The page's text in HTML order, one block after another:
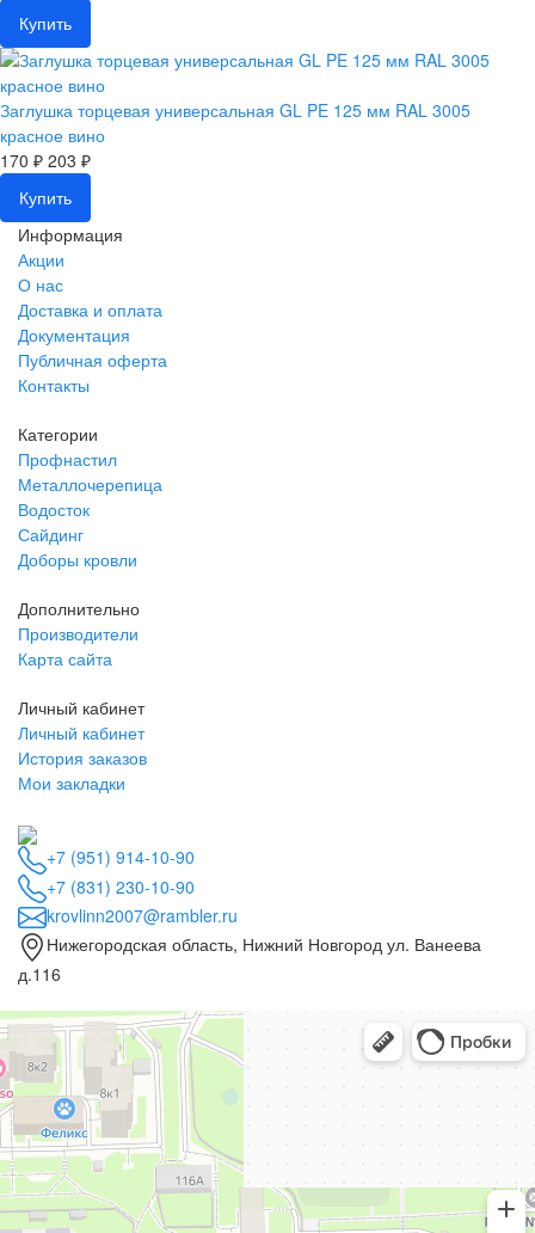
Купить
Заглушка торцевая универсальная GL PE 125 мм RAL 3005
красное вино
170 ₽ 203 ₽
Купить
Информация
Акции
О нас
Доставка и оплата
Документация
Публичная оферта
Контакты
Категории
Профнастил
Металлочерепица
Водосток
Сайдинг
Доборы кровли
Дополнительно
Производители
Карта сайта
Личный кабинет
Личный кабинет
История заказов
Мои закладки
+7 (951) 914-10-90
+7 (831) 230-10-90
krovlinn2007@rambler.ru
Нижегородская область, Нижний Новгород ул. Ванеева
д.116